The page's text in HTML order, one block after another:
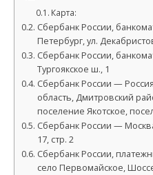
Карта:
Сбербанк России,
Петербург, ул.
Сбербанк России,
Тургоякское ш., 1
Сбербанк России —
область, Дмитровский
поселение Якотское,
Сбербанк России —
17, стр. 2
Сбербанк России,
село Первомайское,